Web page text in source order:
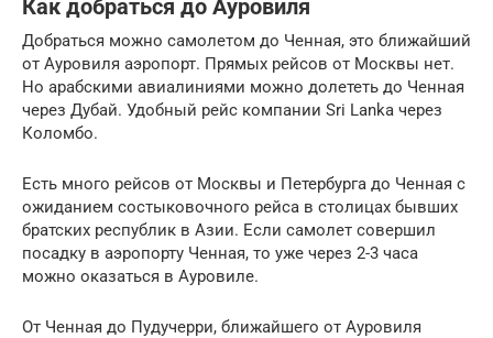
Как добраться до Ауровиля
Добраться можно самолетом до Ченная, это ближайший
от Ауровиля аэропорт. Прямых рейсов от Москвы нет.
Но арабскими авиалиниями можно долететь до Ченная
через Дубай. Удобный рейс компании Sri Lanka через
Коломбо.
Есть много рейсов от Москвы и Петербурга до Ченная с
ожиданием состыковочного рейса в столицах бывших
братских республик в Азии. Если самолет совершил
посадку в аэропорту Ченная, то уже через 2-3 часа
можно оказаться в Ауровиле.
От Ченная до Пудучерри, ближайшего от Ауровиля